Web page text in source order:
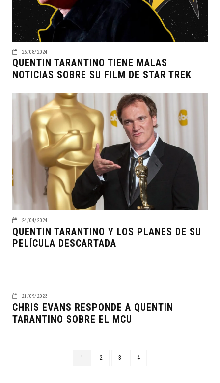
26/08/2024
QUENTIN TARANTINO TIENE MALAS
NOTICIAS SOBRE SU FILM DE STAR TREK
24/04/2024
QUENTIN TARANTINO Y LOS PLANES DE SU
PELÍCULA DESCARTADA
21/09/2023
CHRIS EVANS RESPONDE A QUENTIN
TARANTINO SOBRE EL MCU
1 2 3 4